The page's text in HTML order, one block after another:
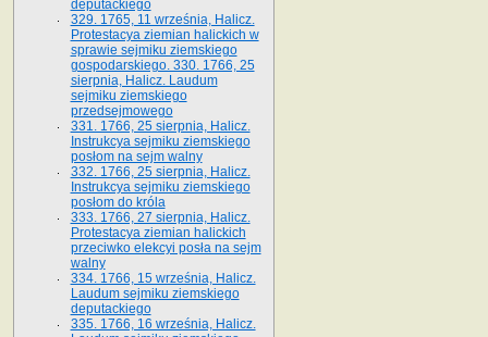
deputackiego
329. 1765, 11 września, Halicz.
Protestacya ziemian halickich w
sprawie sejmiku ziemskiego
gospodarskiego. 330. 1766, 25
sierpnia, Halicz. Laudum
sejmiku ziemskiego
przedsejmowego
331. 1766, 25 sierpnia, Halicz.
Instrukcya sejmiku ziemskiego
posłom na sejm walny
332. 1766, 25 sierpnia, Halicz.
Instrukcya sejmiku ziemskiego
posłom do króla
333. 1766, 27 sierpnia, Halicz.
Protestacya ziemian halickich
przeciwko elekcyi posła na sejm
walny
334. 1766, 15 września, Halicz.
Laudum sejmiku ziemskiego
deputackiego
335. 1766, 16 września, Halicz.